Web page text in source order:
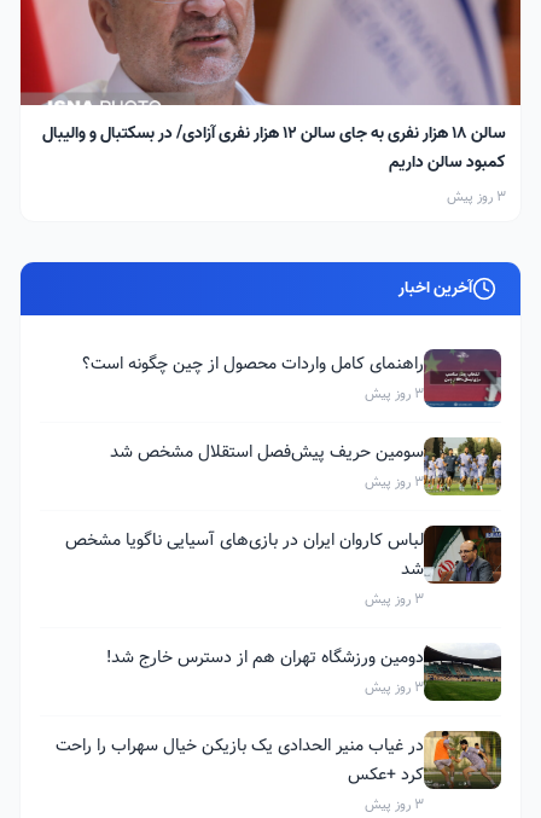
سالن ۱۸ هزار نفری به جای سالن ۱۲ هزار نفری آزادی/ در بسکتبال و والیبال
کمبود سالن داریم
3 روز پیش
آخرین اخبار
راهنمای کامل واردات محصول از چین چگونه است؟
3 روز پیش
سومین حریف پیش‌فصل استقلال مشخص شد
3 روز پیش
لباس کاروان ایران در بازی‌های آسیایی ناگویا مشخص
شد
3 روز پیش
دومین ورزشگاه تهران هم از دسترس خارج شد!
3 روز پیش
در غیاب منیر الحدادی یک بازیکن خیال سهراب را راحت
کرد +عکس
3 روز پیش